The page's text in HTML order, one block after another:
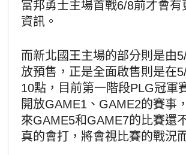
富邦勇士主場首戰6/8前才會有
資訊。
而新北國王主場的部分則是由
放預售，正是全面啟售則是在
10點，目前第一階段PLG冠軍
開放GAME1、GAME2的賽事
來GAME5和GAME7的比賽還
真的會打，將會視比賽的戰況